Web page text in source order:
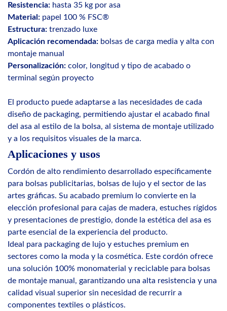
Resistencia: hasta 35 kg por asa
Material: papel 100 % FSC®
Estructura: trenzado luxe
Aplicación recomendada: bolsas de carga media y alta con
montaje manual
Personalización: color, longitud y tipo de acabado o
terminal según proyecto
El producto puede adaptarse a las necesidades de cada
diseño de packaging, permitiendo ajustar el acabado final
del asa al estilo de la bolsa, al sistema de montaje utilizado
y a los requisitos visuales de la marca.
Aplicaciones y usos
Cordón de alto rendimiento desarrollado específicamente
para bolsas publicitarias, bolsas de lujo y el sector de las
artes gráficas. Su acabado premium lo convierte en la
elección profesional para cajas de madera, estuches rígidos
y presentaciones de prestigio, donde la estética del asa es
parte esencial de la experiencia del producto.
Ideal para packaging de lujo y estuches premium en
sectores como la moda y la cosmética. Este cordón ofrece
una solución 100% monomaterial y reciclable para bolsas
de montaje manual, garantizando una alta resistencia y una
calidad visual superior sin necesidad de recurrir a
componentes textiles o plásticos.